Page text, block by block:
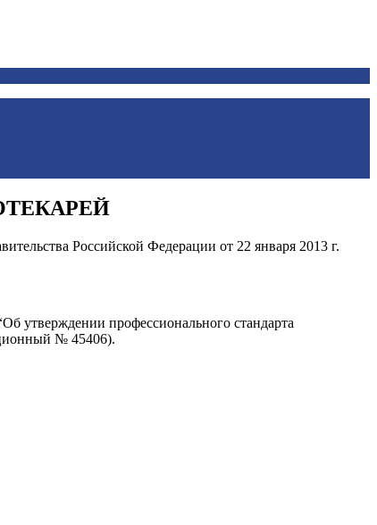
Российской Федерации от 22 января 2013 г.
утверждении профессионального стандарта
№ 45406).